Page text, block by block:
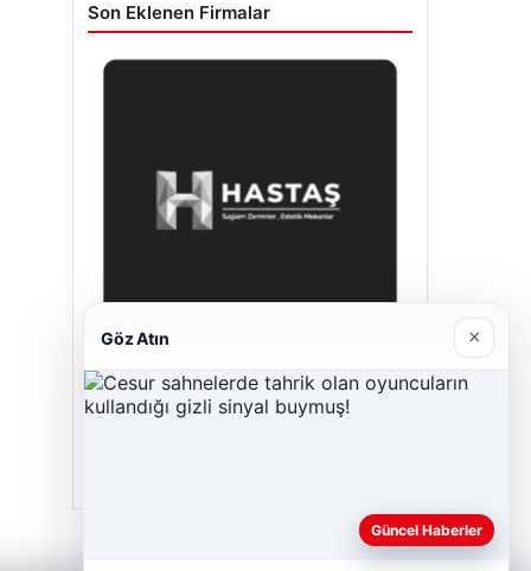
Son Eklenen Firmalar
Hastaş Beton
26/05/2026
Göz Atın ×
Güncel Haberler